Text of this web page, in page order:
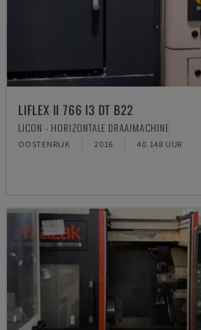
LIFLEX II 766 I3 DT B22
LICON - HORIZONTALE DRAAIMACHINE
OOSTENRIJK 2016 40.148 UUR